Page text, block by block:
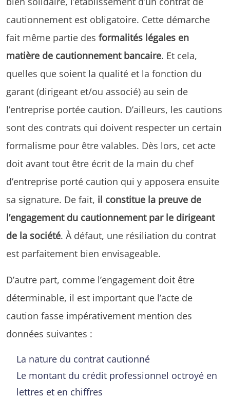
cautionnement est obligatoire. Cette démarche
fait même partie des formalités légales en
matière de cautionnement bancaire. Et cela,
quelles que soient la qualité et la fonction du
garant (dirigeant et/ou associé) au sein de
l’entreprise portée caution. D’ailleurs, les cautions
sont des contrats qui doivent respecter un certain
formalisme pour être valables. Dès lors, cet acte
doit avant tout être écrit de la main du chef
d’entreprise porté caution qui y apposera ensuite
sa signature. De fait, il constitue la preuve de
l’engagement du cautionnement par le dirigeant
de la société. À défaut, une résiliation du contrat
est parfaitement bien envisageable.
D’autre part, comme l’engagement doit être
déterminable, il est important que l’acte de
caution fasse impérativement mention des
données suivantes :
La nature du contrat cautionné
Le montant du crédit professionnel octroyé en
lettres et en chiffres